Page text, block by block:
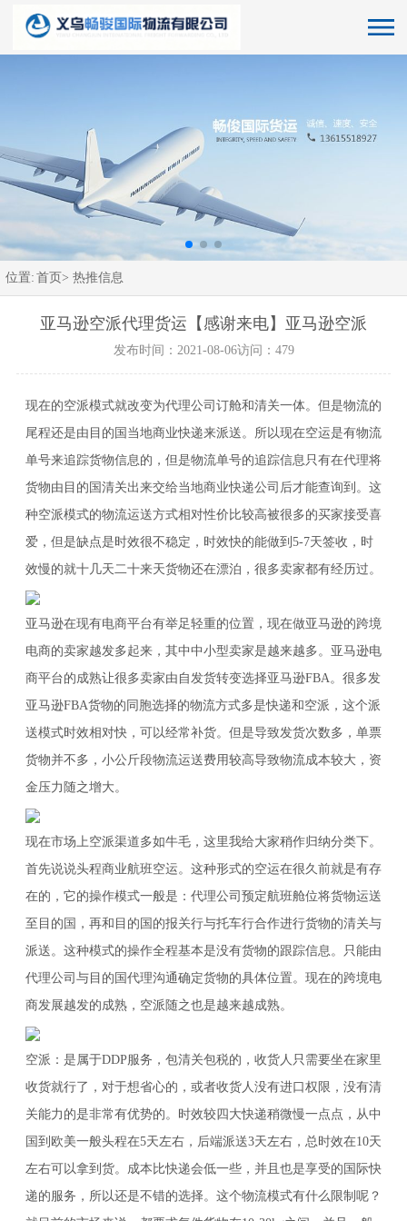
位置: 首页> 热推信息
亚马逊空派代理货运【感谢来电】亚马逊空派
发布时间：2021-08-06访问：479
现在的空派模式就改变为代理公司订舱和清关一体。但是物流的
尾程还是由目的国当地商业快递来派送。所以现在空运是有物流
单号来追踪货物信息的，但是物流单号的追踪信息只有在代理将
货物由目的国清关出来交给当地商业快递公司后才能查询到。这
种空派模式的物流运送方式相对性价比较高被很多的买家接受喜
爱，但是缺点是时效很不稳定，时效快的能做到5-7天签收，时
效慢的就十几天二十来天货物还在漂泊，很多卖家都有经历过。
亚马逊在现有电商平台有举足轻重的位置，现在做亚马逊的跨境
电商的卖家越发多起来，其中中小型卖家是越来越多。亚马逊电
商平台的成熟让很多卖家由自发货转变选择亚马逊FBA。很多发
亚马逊FBA货物的同胞选择的物流方式多是快递和空派，这个派
送模式时效相对快，可以经常补货。但是导致发货次数多，单票
货物并不多，小公斤段物流运送费用较高导致物流成本较大，资
金压力随之增大。
现在市场上空派渠道多如牛毛，这里我给大家稍作归纳分类下。
首先说说头程商业航班空运。这种形式的空运在很久前就是有存
在的，它的操作模式一般是：代理公司预定航班舱位将货物运送
至目的国，再和目的国的报关行与托车行合作进行货物的清关与
派送。这种模式的操作全程基本是没有货物的跟踪信息。只能由
代理公司与目的国代理沟通确定货物的具体位置。现在的跨境电
商发展越发的成熟，空派随之也是越来越成熟。
空派：是属于DDP服务，包清关包税的，收货人只需要坐在家里
收货就行了，对于想省心的，或者收货人没有进口权限，没有清
关能力的是非常有优势的。时效较四大快递稍微慢一点点，从中
国到欧美一般头程在5天左右，后端派送3天左右，总时效在10天
左右可以拿到货。成本比快递会低一些，并且也是享受的国际快
递的服务，所以还是不错的选择。这个物流模式有什么限制呢？